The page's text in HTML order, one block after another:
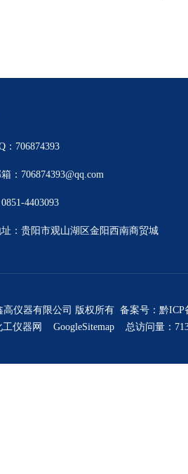
：706874393
：706874393@qq.com
4403093
：贵阳市观山湖区金阳西南商贸城
高仪器有限公司 版权所有 备案号： 黔ICP
工仪器网 GoogleSitemap 总访问量：